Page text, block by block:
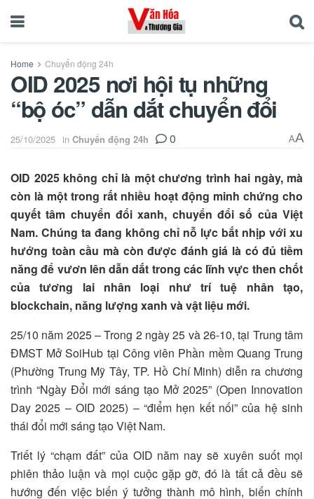
Home Chuyển động 24h
OID 2025 nơi hội tụ những
“bộ óc” dẫn dắt chuyển đổi
25/10/2025 in Chuyển động 24h 0 AA
OID 2025 không chỉ là một chương trình hai ngày, mà
còn là một trong rất nhiều hoạt động minh chứng cho
quyết tâm chuyển đổi xanh, chuyển đổi số của Việt
Nam. Chúng ta đang không chỉ nỗ lực bắt nhịp với xu
hướng toàn cầu mà còn được đánh giá là có đủ tiềm
năng để vươn lên dẫn dắt trong các lĩnh vực then chốt
của tương lai nhân loại như trí tuệ nhân tạo,
blockchain, năng lượng xanh và vật liệu mới.
25/10 năm 2025 – Trong 2 ngày 25 và 26-10, tại Trung tâm
ĐMST Mở SoiHub tại Công viên Phần mềm Quang Trung
(Phường Trung Mỹ Tây, TP. Hồ Chí Minh) diễn ra chương
trình “Ngày Đổi mới sáng tạo Mở 2025” (Open Innovation
Day 2025 – OID 2025) – “điểm hẹn kết nối” của hệ sinh
thái đổi mới sáng tạo Việt Nam.
Triết lý “chạm đất” của OID năm nay sẽ xuyên suốt mọi
phiên thảo luận và mọi cuộc gặp gỡ, đó là tất cả đều sẽ
hướng đến việc biến ý tưởng thành mô hình, biến chính